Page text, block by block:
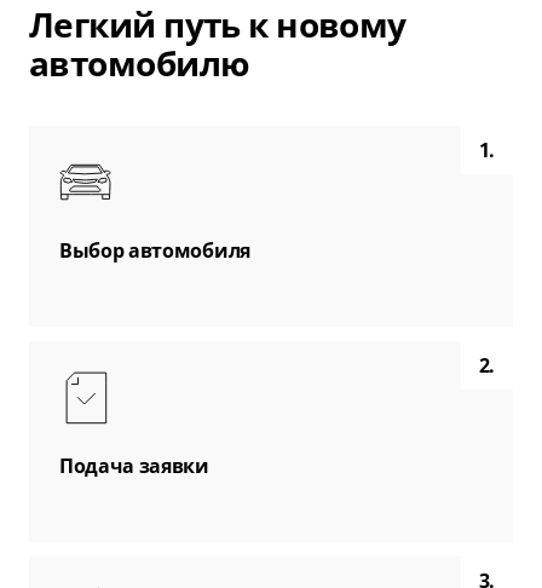
Легкий путь к новому
автомобилю
1.
Выбор автомобиля
2.
Подача заявки
3.